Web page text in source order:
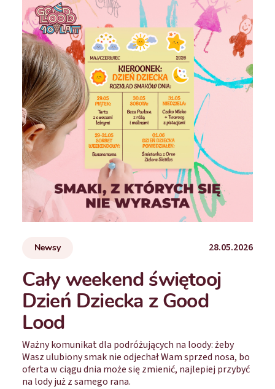
Newsy 28.05.2026
Cały weekend świętooj
Dzień Dziecka z Good
Lood
Ważny komunikat dla podróżujących na loody: żeby
Wasz ulubiony smak nie odjechał Wam sprzed nosa, bo
oferta w ciągu dnia może się zmienić, najlepiej przybyć
na lody już z samego rana.